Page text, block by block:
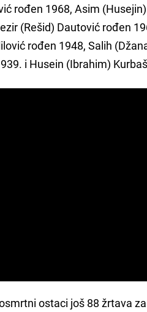
rođen 1968, Asim
(Rešid) Dautović rođen
rođen 1948, Salih
i Husein (Ibrahim)
ostaci još 88 žrtava